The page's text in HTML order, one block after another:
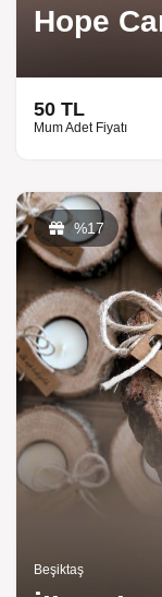
Hope
50 TL
Mum Adet Fiyatı
%17
Beşiktaş